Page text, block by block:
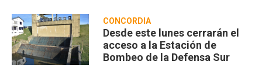
CONCORDIA
Desde este lunes cerrarán el
acceso a la Estación de
Bombeo de la Defensa Sur